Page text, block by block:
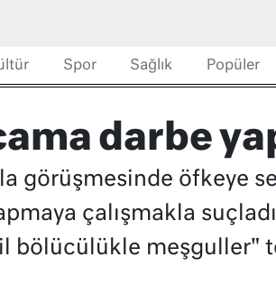
Spor Sağlık Popüler
darbe
görüşmesinde öfkeye
çalışmakla
bölücülükle meşguller"